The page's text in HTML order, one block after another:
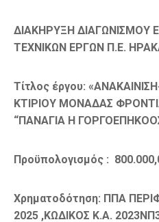
ΔΙΑΚΗΡΥΞΗ ΔΙΑΓΩΝΙΣΜΟΥ
ΤΕΧΝΙΚΩΝ ΕΡΓΩΝ Π.Ε.
Τίτλος έργου: «
ΚΤΙΡΙΟΥ ΜΟΝΑΔΑΣ
“ΠΑΝΑΓΙΑ Η
Προϋπολογισμός :
Χρηματοδότηση: ΠΠΑ
2025 ,ΚΩΔΙΚΟΣ Κ.Α.